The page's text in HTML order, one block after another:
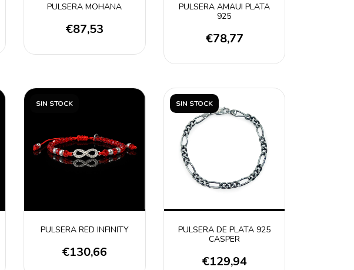
PULSERA MOHANA
€87,53
PULSERA AMAUI PLATA
925
€78,77
SIN STOCK
PULSERA RED INFINITY
€130,66
SIN STOCK
PULSERA DE PLATA 925
CASPER
€129,94